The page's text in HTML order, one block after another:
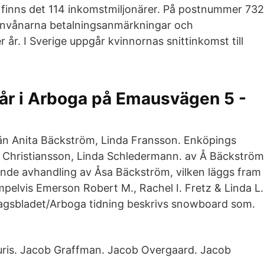
det 114 inkomstmiljonärer. På postnummer 732
betalningsanmärkningar och
år. I Sverige uppgår kvinnornas snittinkomst till
i Arboga på Emausvägen 5 -
Anita Bäckström, Linda Fransson. Enköpings
Linda Schledermann. av Å Bäckström
avhandling av Åsa Bäckström, vilken läggs fram
Emerson Robert M., Rachel I. Fretz & Linda L.
Arboga tidning beskrivs snowboard som.
Jacob Graffman. Jacob Overgaard. Jacob